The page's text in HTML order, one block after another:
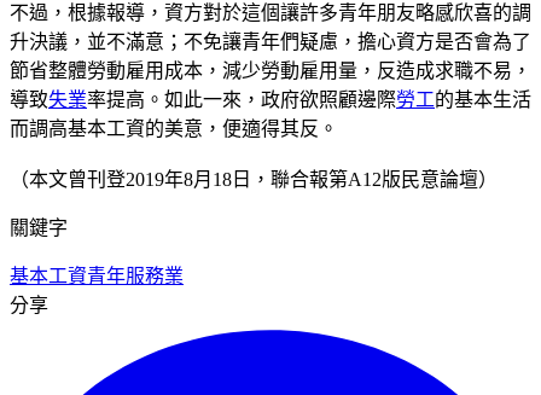
不過，根據報導，資方對於這個讓許多青年朋友略感欣喜的調
升決議，並不滿意；不免讓青年們疑慮，擔心資方是否會為了
節省整體勞動雇用成本，減少勞動雇用量，反造成求職不易，
導致失業率提高。如此一來，政府欲照顧邊際勞工的基本生活
而調高基本工資的美意，便適得其反。
（本文曾刊登2019年8月18日，聯合報第A12版民意論壇）
關鍵字
基本工資青年服務業
分享